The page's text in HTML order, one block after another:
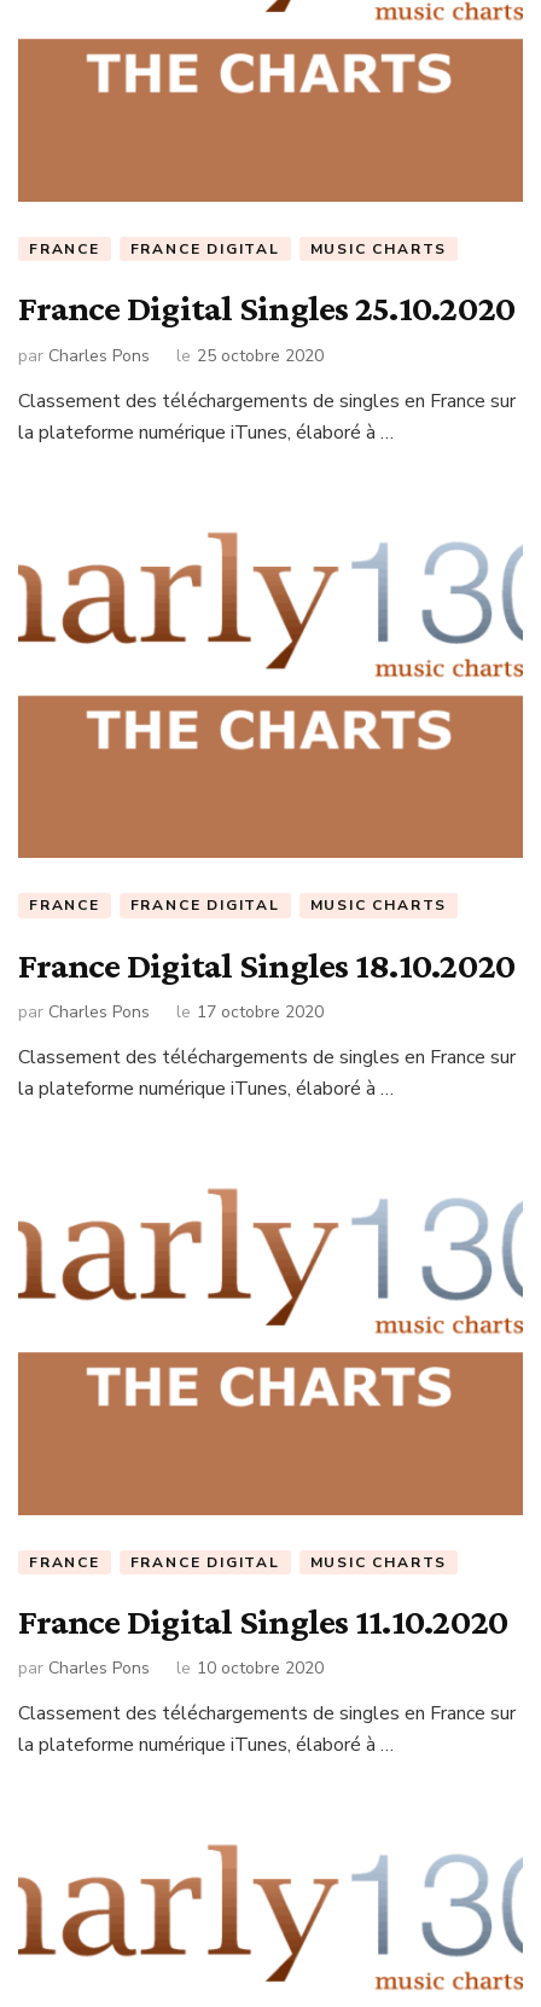
FRANCE FRANCE DIGITAL MUSIC CHARTS
France Digital Singles 25.10.2020
par Charles Pons le 25 octobre 2020
Classement des téléchargements de singles en France sur
la plateforme numérique iTunes, élaboré à …
FRANCE FRANCE DIGITAL MUSIC CHARTS
France Digital Singles 18.10.2020
par Charles Pons le 17 octobre 2020
Classement des téléchargements de singles en France sur
la plateforme numérique iTunes, élaboré à …
FRANCE FRANCE DIGITAL MUSIC CHARTS
France Digital Singles 11.10.2020
par Charles Pons le 10 octobre 2020
Classement des téléchargements de singles en France sur
la plateforme numérique iTunes, élaboré à …